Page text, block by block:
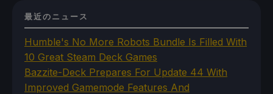
最近のニュース
Humble's No More Robots Bundle Is Filled With
10 Great Steam Deck Games
Bazzite-Deck Prepares For Update 44 With
Improved Gamemode Features And